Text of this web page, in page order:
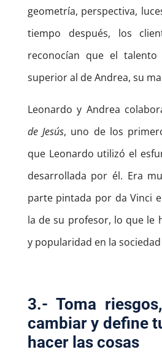
geometría, perspectiva,
tiempo después, los
reconocían que el
superior al de Andrea, su
Leonardo y Andrea
de Jesús, uno de los
que Leonardo utilizó el
desarrollada por él. Era
parte pintada por da Vinci
la de su profesor, lo que le
y popularidad en la
3.- Toma
cambiar y define
hacer las cosas